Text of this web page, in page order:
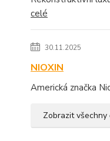
celé
30.11.2025
NIOXIN
Americká značka
Zobrazit všechny